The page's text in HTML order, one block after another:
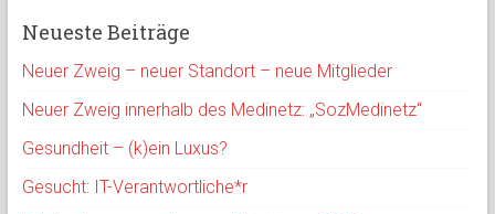
Neueste Beiträge
Neuer Zweig – neuer Standort – neue Mitglieder
Neuer Zweig innerhalb des Medinetz: „SozMedinetz“
Gesundheit – (k)ein Luxus?
Gesucht: IT-Verantwortliche*r